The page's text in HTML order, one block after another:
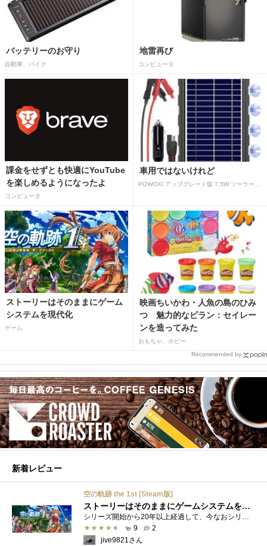
バッテリーのお守り
自動車、バイク
地雷再び
コンピュータ
課金をせずとも快適にYouTube
を楽しめるようになったよ
コンピュータ
車用ではないけれど
ストーリーはそのままにゲーム
システムを現代化
ゲーム
映画ちいかわ・人魚の島のひみ
つ 魅力的なビラン：セイレー
ンを造ってみた
おもちゃ、ホビー
Recommended by
新着レビュー
空の軌跡 the 1st [Steam版]
ストーリーはそのままにゲームシステムを現代化
9
2
jive9821さん